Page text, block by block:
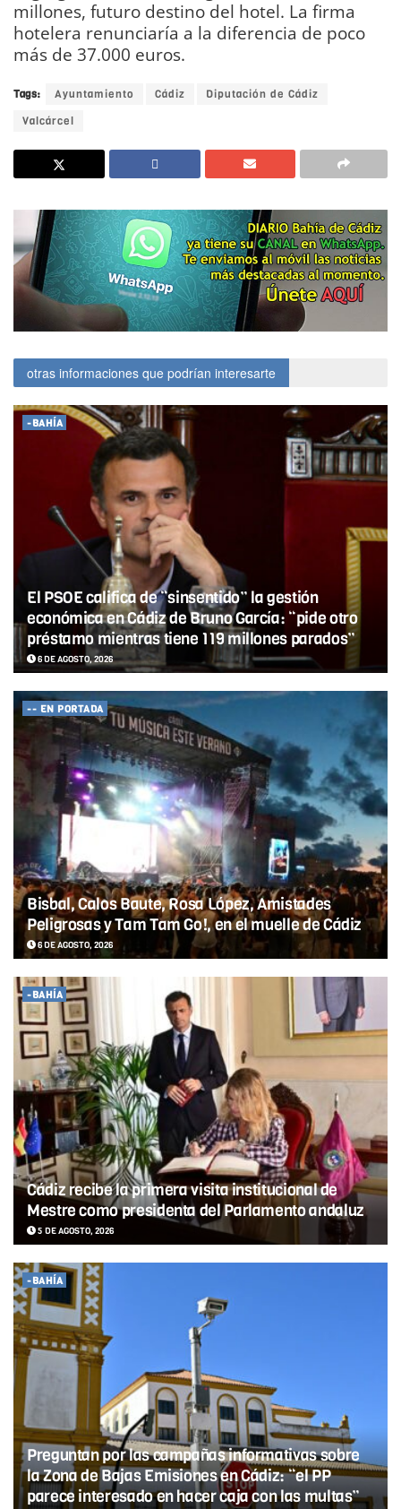
millones, futuro destino del hotel. La firma
hotelera renunciaría a la diferencia de poco
más de 37.000 euros.
Tags: Ayuntamiento Cádiz
Diputación de Cádiz
Valcárcel
otras informaciones que podrían interesarte
-BAHÍA
El PSOE califica de “sinsentido” la gestión
económica en Cádiz de Bruno García: “pide otro
préstamo mientras tiene 119 millones parados”
6 DE AGOSTO, 2026
-- EN PORTADA
Bisbal, Calos Baute, Rosa López, Amistades
Peligrosas y Tam Tam Go!, en el muelle de Cádiz
6 DE AGOSTO, 2026
-BAHÍA
Cádiz recibe la primera visita institucional de
Mestre como presidenta del Parlamento andaluz
5 DE AGOSTO, 2026
-BAHÍA
Preguntan por las campañas informativas sobre
la Zona de Bajas Emisiones en Cádiz: “el PP
parece interesado en hacer caja con las multas”